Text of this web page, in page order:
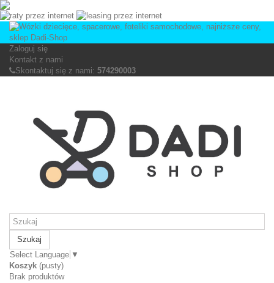
Zaloguj się
Kontakt z nami
Skontaktuj się z nami: 574290003
Szukaj
Select Language ▼
Koszyk (pusty)
Brak produktów